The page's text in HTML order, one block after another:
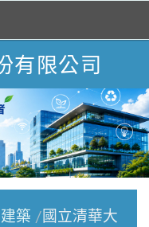
有限公司
築
國立清華大